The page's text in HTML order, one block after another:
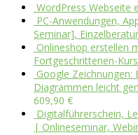
WordPress Webseite
PC-Anwendungen,
Seminar],
Onlineshop erstellen
Fortgeschrittenen-
Google Zeichnungen:
Diagrammen leicht
609,90 €
Digitalführerschein,
| Onlineseminar,